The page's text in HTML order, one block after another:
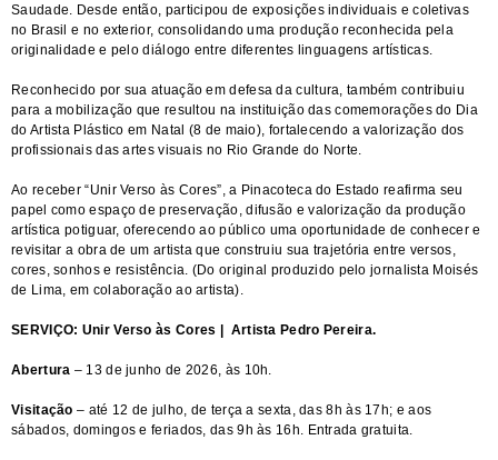
Saudade. Desde então, participou de exposições individuais e coletivas
no Brasil e no exterior, consolidando uma produção reconhecida pela
originalidade e pelo diálogo entre diferentes linguagens artísticas.
Reconhecido por sua atuação em defesa da cultura, também contribuiu
para a mobilização que resultou na instituição das comemorações do Dia
do Artista Plástico em Natal (8 de maio), fortalecendo a valorização dos
profissionais das artes visuais no Rio Grande do Norte.
Ao receber “Unir Verso às Cores”, a Pinacoteca do Estado reafirma seu
papel como espaço de preservação, difusão e valorização da produção
artística potiguar, oferecendo ao público uma oportunidade de conhecer e
revisitar a obra de um artista que construiu sua trajetória entre versos,
cores, sonhos e resistência. (Do original produzido pelo jornalista Moisés
de Lima, em colaboração ao artista).
SERVIÇO: Unir Verso às Cores | Artista Pedro Pereira.
Abertura – 13 de junho de 2026, às 10h.
Visitação – até 12 de julho, de terça a sexta, das 8h às 17h; e aos
sábados, domingos e feriados, das 9h às 16h. Entrada gratuita.